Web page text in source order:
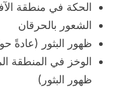
الحكة في منطقة
الشعور بالحرقان
ظهور البثور (عادةً
الوخز في المنطقة
ظهور البثور)